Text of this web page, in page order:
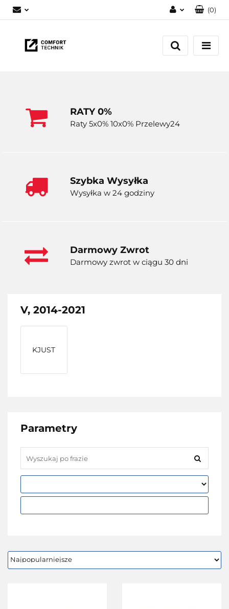
Zaloguj się
Zarejestruj się
(0)
RATY 0%
Raty 5x0% 10x0% Przelewy24
Szybka Wysyłka
Wysyłka w 24 godziny
Darmowy Zwrot
Darmowy zwrot w ciągu 30 dni
V, 2014-2021
KJUST
Parametry